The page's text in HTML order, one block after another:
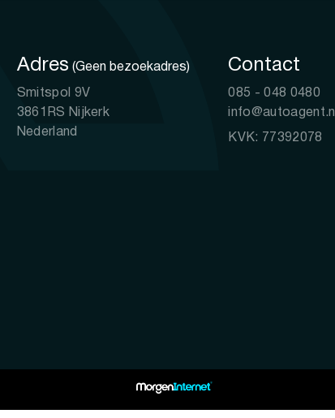
Adres (Geen bezoekadres)
Smitspol 9V
3861RS Nijkerk
Nederland
Contact
085 - 048 0480
info@autoagent.nl
KVK: 77392078